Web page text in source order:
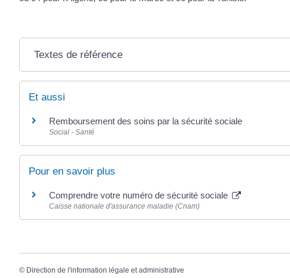
Textes de référence
Et aussi
Remboursement des soins par la sécurité sociale
Social - Santé
Pour en savoir plus
Comprendre votre numéro de sécurité sociale
Caisse nationale d'assurance maladie (Cnam)
© Direction de l'information légale et administrative